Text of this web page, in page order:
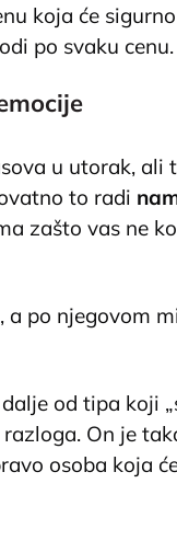
koja će
po svaku
u utorak, ali
to radi
zašto vas ne
po njegovom
od tipa koji
On je
osoba koja